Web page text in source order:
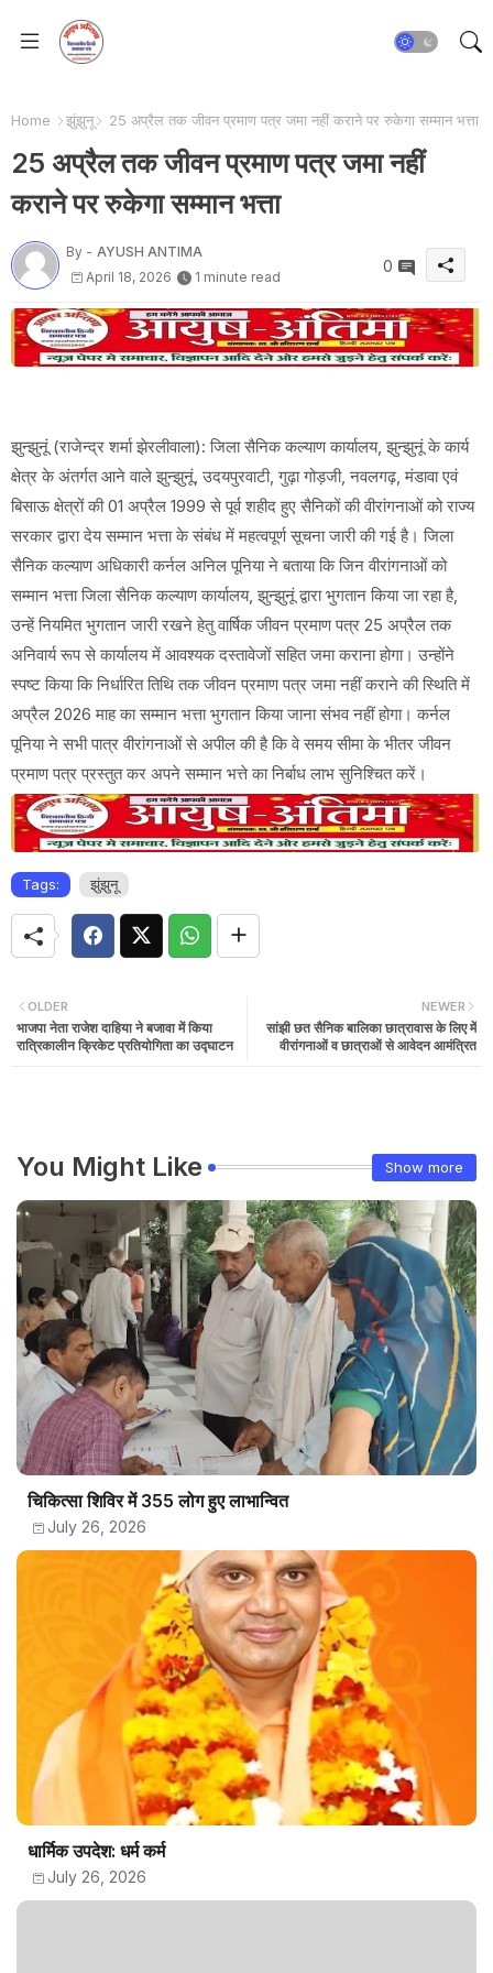
Home झुंझुनू 25 अप्रैल तक जीवन प्रमाण पत्र जमा नहीं कराने पर रुकेगा सम्मान भत्ता
25 अप्रैल तक जीवन प्रमाण पत्र जमा नहीं
कराने पर रुकेगा सम्मान भत्ता
By - AYUSH ANTIMA
April 18, 2026
1 minute read
0
झुन्झुनूं (राजेन्द्र शर्मा झेरलीवाला): जिला सैनिक कल्याण कार्यालय, झुन्झुनूं के कार्य
क्षेत्र के अंतर्गत आने वाले झुन्झुनूं, उदयपुरवाटी, गुढ़ा गोड़जी, नवलगढ़, मंडावा एवं
बिसाऊ क्षेत्रों की 01 अप्रैल 1999 से पूर्व शहीद हुए सैनिकों की वीरांगनाओं को राज्य
सरकार द्वारा देय सम्मान भत्ता के संबंध में महत्वपूर्ण सूचना जारी की गई है। जिला
सैनिक कल्याण अधिकारी कर्नल अनिल पूनिया ने बताया कि जिन वीरांगनाओं को
सम्मान भत्ता जिला सैनिक कल्याण कार्यालय, झुन्झुनूं द्वारा भुगतान किया जा रहा है,
उन्हें नियमित भुगतान जारी रखने हेतु वार्षिक जीवन प्रमाण पत्र 25 अप्रैल तक
अनिवार्य रूप से कार्यालय में आवश्यक दस्तावेजों सहित जमा कराना होगा। उन्होंने
स्पष्ट किया कि निर्धारित तिथि तक जीवन प्रमाण पत्र जमा नहीं कराने की स्थिति में
अप्रैल 2026 माह का सम्मान भत्ता भुगतान किया जाना संभव नहीं होगा। कर्नल
पूनिया ने सभी पात्र वीरांगनाओं से अपील की है कि वे समय सीमा के भीतर जीवन
प्रमाण पत्र प्रस्तुत कर अपने सम्मान भत्ते का निर्बाध लाभ सुनिश्चित करें।
Tags: झुंझुनू
NEWER
सांझी छत सैनिक बालिका छात्रावास के लिए में
वीरांगनाओं व छात्राओं से आवेदन आमंत्रित
OLDER
भाजपा नेता राजेश दाहिया ने बजावा में किया
रात्रिकालीन क्रिकेट प्रतियोगिता का उद्घाटन
You Might Like Show more
चिकित्सा शिविर में 355 लोग हुए लाभान्वित
July 26, 2026
धार्मिक उपदेश: धर्म कर्म
July 26, 2026